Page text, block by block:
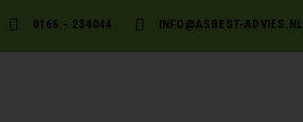
0166 - 234044 INFO@ASBEST-ADVIES.NL